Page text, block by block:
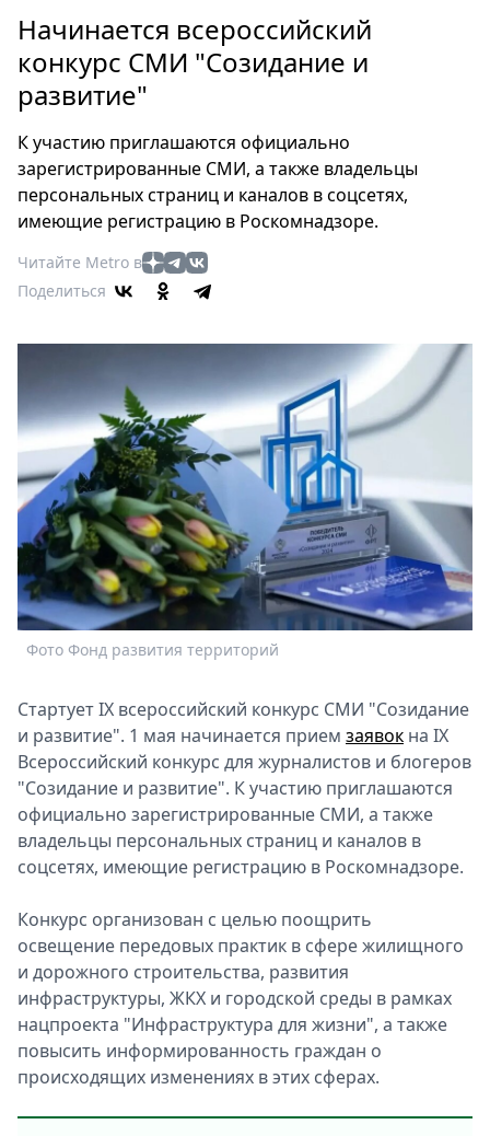
Россия
Мир
Здоровье
Туризм
Мода
Театр
Кино
Афиша
Книги
Выставки
Пресс-
релизы
О
Metro
Стримы
Спецпроекты
Звезды
Выборы
2026
Скачай
Metro
Начинается всероссийский
конкурс СМИ "Созидание и
развитие"
К участию приглашаются официально
зарегистрированные СМИ, а также владельцы
персональных страниц и каналов в соцсетях,
имеющие регистрацию в Роскомнадзоре.
Читайте Metro в
Поделиться
Фото Фонд развития территорий
Стартует IX всероссийский конкурс СМИ "Созидание
и развитие". 1 мая начинается прием заявок на IX
Всероссийский конкурс для журналистов и блогеров
"Созидание и развитие". К участию приглашаются
официально зарегистрированные СМИ, а также
владельцы персональных страниц и каналов в
соцсетях, имеющие регистрацию в Роскомнадзоре.
Конкурс организован с целью поощрить
освещение передовых практик в сфере жилищного
и дорожного строительства, развития
инфраструктуры, ЖКХ и городской среды в рамках
нацпроекта "Инфраструктура для жизни", а также
повысить информированность граждан о
происходящих изменениях в этих сферах.